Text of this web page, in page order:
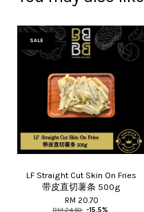
SALE
LF Straight Cut Skin On Fries
带皮直切薯条 500g
RM 20.70
RM 24.50 -15.5%